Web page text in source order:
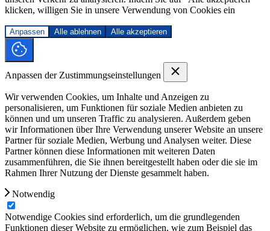
klicken, willigen Sie in unsere Verwendung von Cookies ein
Anpassen Alle ablehnen Alle akzeptieren
Anpassen der Zustimmungseinstellungen
Wir verwenden Cookies, um Inhalte und Anzeigen zu
personalisieren, um Funktionen für soziale Medien anbieten zu
können und um unseren Traffic zu analysieren. Außerdem geben
wir Informationen über Ihre Verwendung unserer Website an unsere
Partner für soziale Medien, Werbung und Analysen weiter. Diese
Partner können diese Informationen mit weiteren Daten
zusammenführen, die Sie ihnen bereitgestellt haben oder die sie im
Rahmen Ihrer Nutzung der Dienste gesammelt haben.
Notwendig
Notwendige Cookies sind erforderlich, um die grundlegenden
Funktionen dieser Website zu ermöglichen, wie zum Beispiel das